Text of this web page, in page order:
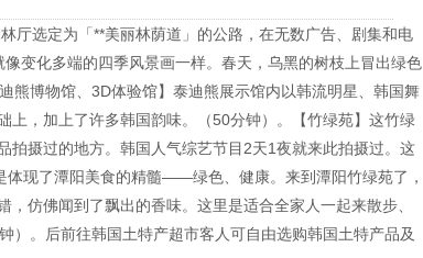
厅选定为「**美丽林荫道」的公路，在无数广告、剧集和电
变化多端的四季风景画一样。春天，乌黑的树枝上冒出绿色
熊博物馆、3D体验馆】泰迪熊展示馆内以韩流明星、韩国舞
上，加上了许多韩国韵味。（50分钟）。【竹绿苑】这竹绿
摄过的地方。韩国人气综艺节目2天1夜就来此拍摄过。这
体现了潭阳美食的精髓——绿色、健康。来到潭阳竹绿苑了，
仿佛闻到了飘出的香味。这里是适合全家人一起来散步、
）。后前往韩国土特产超市客人可自由选购韩国土特产品及